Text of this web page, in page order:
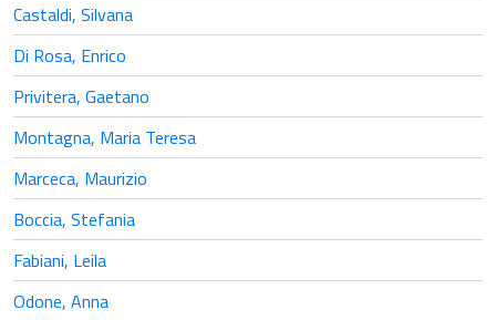
Castaldi, Silvana
Di Rosa, Enrico
Privitera, Gaetano
Montagna, Maria Teresa
Marceca, Maurizio
Boccia, Stefania
Fabiani, Leila
Odone, Anna